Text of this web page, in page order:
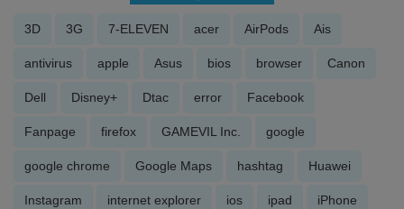
3D 3G 7-ELEVEN acer AirPods Ais
antivirus apple Asus bios browser Canon
Dell Disney+ Dtac error Facebook
Fanpage firefox GAMEVIL Inc. google
google chrome Google Maps hashtag Huawei
Instagram internet explorer ios ipad iPhone